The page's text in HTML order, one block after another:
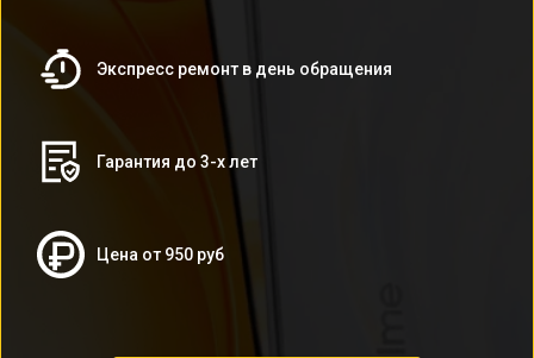
Экспресс ремонт в день обращения
Гарантия до 3-х лет
Цена от 950 руб